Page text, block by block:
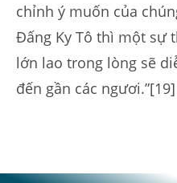
chỉnh ý muốn của
Đấng Ky Tô thì một sự
lớn lao trong lòng sẽ
đến gần các ngươi.”[19]